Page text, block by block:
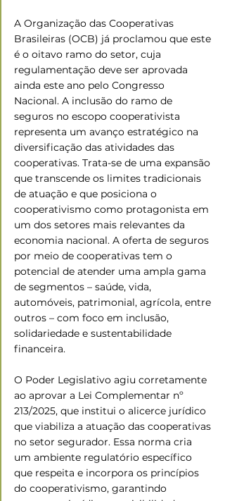
A Organização das Cooperativas
Brasileiras (OCB) já proclamou que este
é o oitavo ramo do setor, cuja
regulamentação deve ser aprovada
ainda este ano pelo Congresso
Nacional. A inclusão do ramo de
seguros no escopo cooperativista
representa um avanço estratégico na
diversificação das atividades das
cooperativas. Trata-se de uma expansão
que transcende os limites tradicionais
de atuação e que posiciona o
cooperativismo como protagonista em
um dos setores mais relevantes da
economia nacional. A oferta de seguros
por meio de cooperativas tem o
potencial de atender uma ampla gama
de segmentos – saúde, vida,
automóveis, patrimonial, agrícola, entre
outros – com foco em inclusão,
solidariedade e sustentabilidade
financeira.
O Poder Legislativo agiu corretamente
ao aprovar a Lei Complementar nº
213/2025, que institui o alicerce jurídico
que viabiliza a atuação das cooperativas
no setor segurador. Essa norma cria
um ambiente regulatório específico
que respeita e incorpora os princípios
do cooperativismo, garantindo